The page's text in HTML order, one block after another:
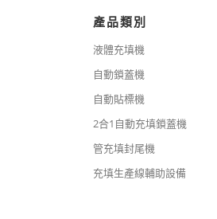
產品類別
液體充填機
自動鎖蓋機
自動貼標機
2合1自動充填鎖蓋機
管充填封尾機
充填生產線輔助設備